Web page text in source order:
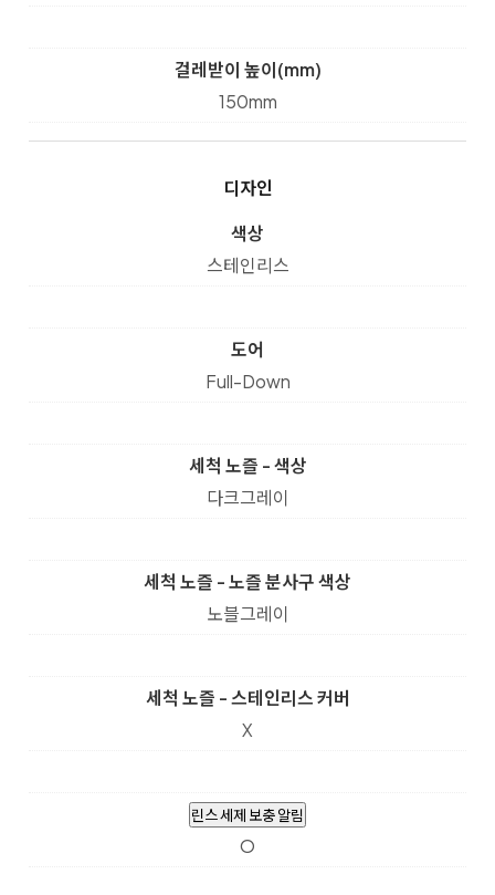
걸레받이 높이(mm)
150mm
디자인
색상
스테인리스
도어
Full-Down
세척 노즐 - 색상
다크그레이
세척 노즐 - 노즐 분사구 색상
노블그레이
세척 노즐 - 스테인리스 커버
X
린스 세제 보충 알림
O